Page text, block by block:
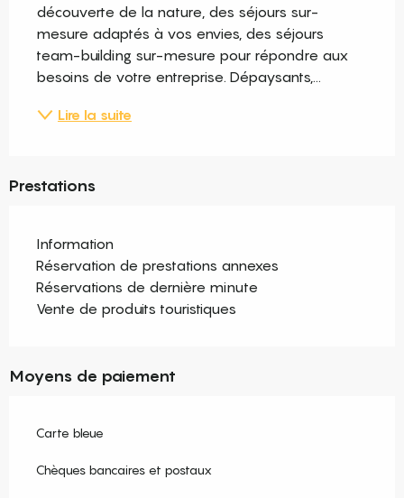
découverte de la nature, des séjours sur-
mesure adaptés à vos envies, des séjours
team-building sur-mesure pour répondre aux
besoins de votre entreprise. Dépaysants,...
Lire la suite
Prestations
Information
Réservation de prestations annexes
Réservations de dernière minute
Vente de produits touristiques
Moyens de paiement
Carte bleue
Chèques bancaires et postaux